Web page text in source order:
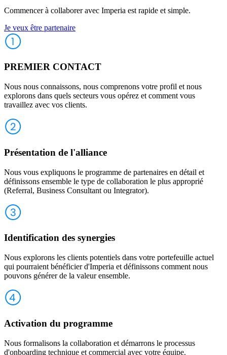
Commencer à collaborer avec Imperia est rapide et simple.
Je veux être partenaire
PREMIER CONTACT
Nous nous connaissons, nous comprenons votre profil et nous
explorons dans quels secteurs vous opérez et comment vous
travaillez avec vos clients.
Présentation de l'alliance
Nous vous expliquons le programme de partenaires en détail et
définissons ensemble le type de collaboration le plus approprié
(Referral, Business Consultant ou Integrator).
Identification des synergies
Nous explorons les clients potentiels dans votre portefeuille actuel
qui pourraient bénéficier d'Imperia et définissons comment nous
pouvons générer de la valeur ensemble.
Activation du programme
Nous formalisons la collaboration et démarrons le processus
d'onboarding technique et commercial avec votre équipe.